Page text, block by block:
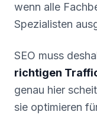
wenn alle
Spezialisten
SEO muss
richtigen
genau hier
sie optimieren